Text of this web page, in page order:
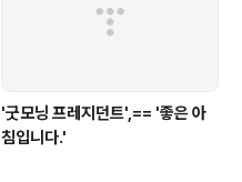
'굿모닝 프레지던트',== '좋은 아
침입니다.'